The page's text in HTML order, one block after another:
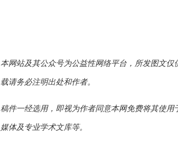
本网站及其公众号为公益性网络平台，所发图文
载请务必注明出处和作者。
稿件一经选用，即视为作者同意本网免费将其使
媒体及专业学术文库等。